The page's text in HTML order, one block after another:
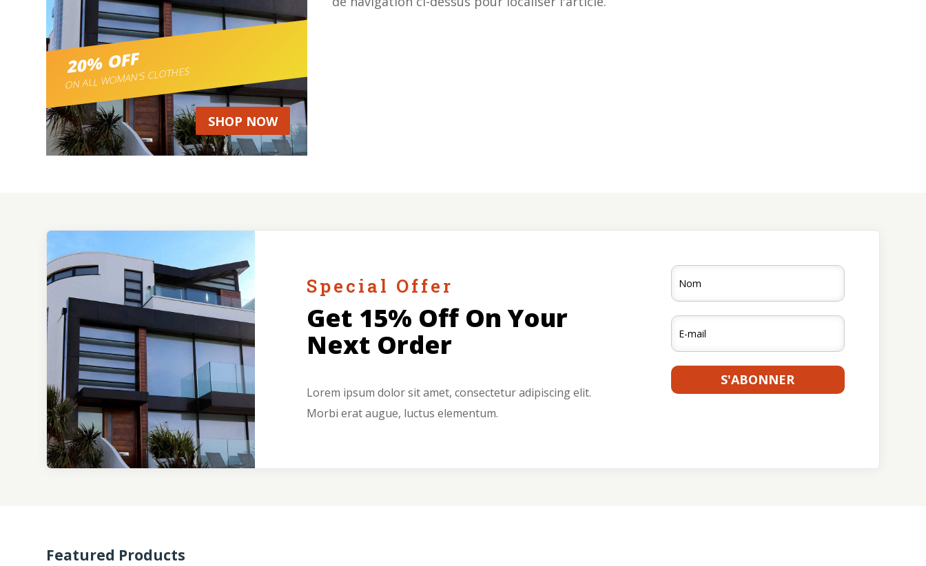
20% OFF
ON ALL WOMAN’S CLOTHES
SHOP NOW
Special Offer
Get 15% Off On Your
Next Order
Lorem ipsum dolor sit amet, consectetur adipiscing elit.
Morbi erat augue, luctus elementum.
S'ABONNER
Featured Products